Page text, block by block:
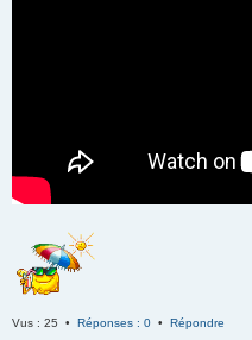
Vus : 25 • Réponses : 0 • Répondre